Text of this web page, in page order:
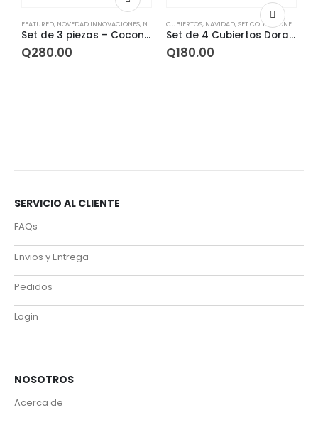
FEATURED, NOVEDAD INNOVACIONES, NOVEDAD OFERTAS ,NOVEDAD SET DE REGALO,
Set de 3 piezas – Coconut
Q280.00
CUBIERTOS, NAVIDAD,SET COLECCIONES
Set de 4 Cubiertos Dorados – Con Mango de Bambú
Q180.00
SERVICIO AL CLIENTE
FAQs
Envios y Entrega
Pedidos
Login
NOSOTROS
Acerca de